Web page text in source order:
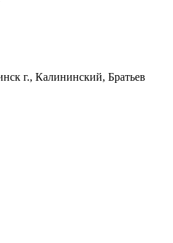
г., Калининский, Братьев